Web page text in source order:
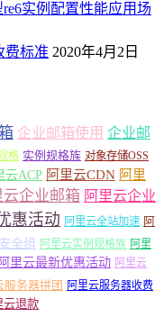
实例配置性能应用场
费标准 2020年4月2日
企业邮箱使用 企业邮
格 实例规格族 对象存储OSS
云ACP 阿里云CDN 阿里
云企业邮箱 阿里云企业
惠活动 阿里云全站加速 阿
全组 阿里云实例规格族 阿里
阿里云最新优惠活动 阿里云
服务器拼团 阿里云服务器收费
云退款